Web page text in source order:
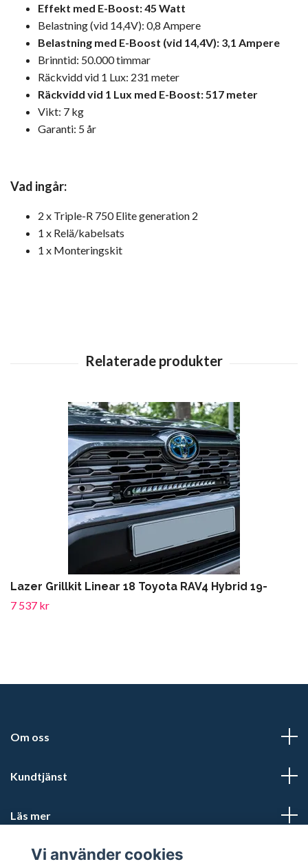
Effekt med E-Boost: 45 Watt
Belastning (vid 14,4V): 0,8 Ampere
Belastning med E-Boost (vid 14,4V): 3,1 Ampere
Brinntid: 50.000 timmar
Räckvidd vid 1 Lux: 231 meter
Räckvidd vid 1 Lux med E-Boost: 517 meter
Vikt: 7 kg
Garanti: 5 år
Vad ingår:
2 x Triple-R 750 Elite generation 2
1 x Relä/kabelsats
1 x Monteringskit
Lazer Grillkit Linear 18 Toyota RAV4 Hybrid 19-
7 537 kr
Om oss
Kundtjänst
Läs mer
Sociala medier
Vi använder cookies